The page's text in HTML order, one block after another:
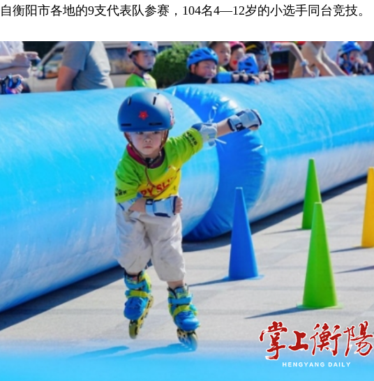
衡阳市各地的9支代表队参赛，104名4—12岁的小选手同台竞技。